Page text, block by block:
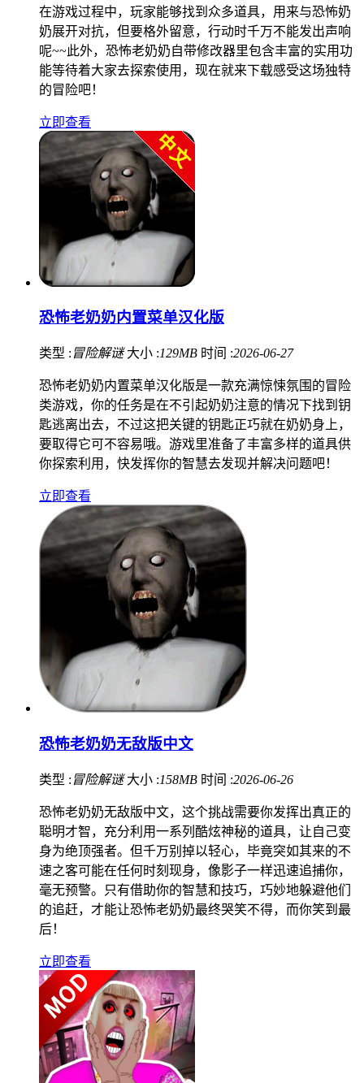
在游戏过程中，玩家能够找到众多道具，用来与恐怖奶
奶展开对抗，但要格外留意，行动时千万不能发出声响
呢~~此外，恐怖老奶奶自带修改器里包含丰富的实用功
能等待着大家去探索使用，现在就来下载感受这场独特
的冒险吧！
立即查看
恐怖老奶奶内置菜单汉化版
类型 : 冒险解谜 大小 :129MB 时间 :2026-06-27
恐怖老奶奶内置菜单汉化版是一款充满惊悚氛围的冒险
类游戏，你的任务是在不引起奶奶注意的情况下找到钥
匙逃离出去，不过这把关键的钥匙正巧就在奶奶身上，
要取得它可不容易哦。游戏里准备了丰富多样的道具供
你探索利用，快发挥你的智慧去发现并解决问题吧！
立即查看
恐怖老奶奶无敌版中文
类型 : 冒险解谜 大小 :158MB 时间 :2026-06-26
恐怖老奶奶无敌版中文，这个挑战需要你发挥出真正的
聪明才智，充分利用一系列酷炫神秘的道具，让自己变
身为绝顶强者。但千万别掉以轻心，毕竟突如其来的不
速之客可能在任何时刻现身，像影子一样迅速追捕你，
毫无预警。只有借助你的智慧和技巧，巧妙地躲避他们
的追赶，才能让恐怖老奶奶最终哭笑不得，而你笑到最
后！
立即查看